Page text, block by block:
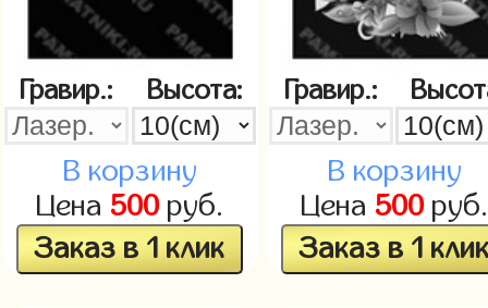
Гравир.: Высота:
В корзину
Цена 500руб.
Заказ в 1 клик
Гравир.:
В корзину
Цена 500руб.
Заказ в 1